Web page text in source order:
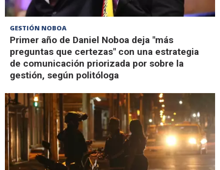
GESTIÓN NOBOA
Primer año de Daniel Noboa deja "más
preguntas que certezas" con una estrategia
de comunicación priorizada por sobre la
gestión, según politóloga